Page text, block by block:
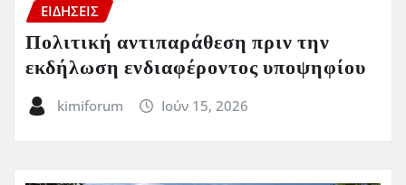
ΕΙΔΗΣΕΙΣ
Πολιτική αντιπαράθεση πριν την
εκδήλωση ενδιαφέροντος υποψηφίου
kimiforum Ιούν 15, 2026